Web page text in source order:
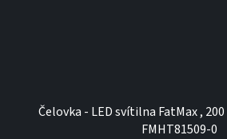
Čelovka - LED svítilna FatMax ,
FMHT81509-0